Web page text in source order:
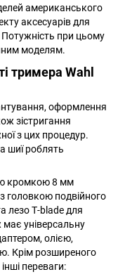
американського
аксесуарів для
при цьому
моделям.
тримера Wahl
оформлення
зістригання
з цих процедур.
шиї роблять
кромкою 8 мм
головкою подвійного
лезо Т-blade для
універсальну
олією,
Крім розширеного
переваги: